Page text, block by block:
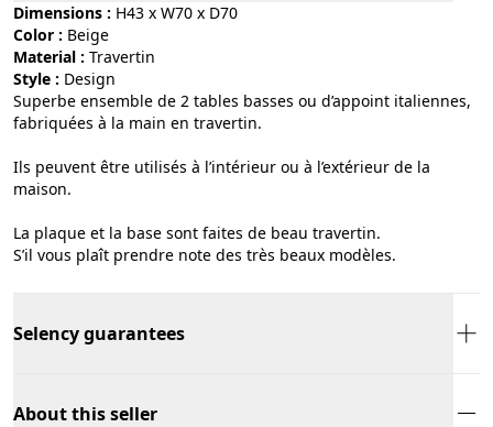
Dimensions : H43 x W70 x D70
Color :
beige
Material :
travertin
Style :
design
Superbe ensemble de 2 tables basses ou d’appoint italiennes,
fabriquées à la main en travertin.
Ils peuvent être utilisés à l’intérieur ou à l’extérieur de la
maison.
La plaque et la base sont faites de beau travertin.
S’il vous plaît prendre note des très beaux modèles.
Selency guarantees
About this seller